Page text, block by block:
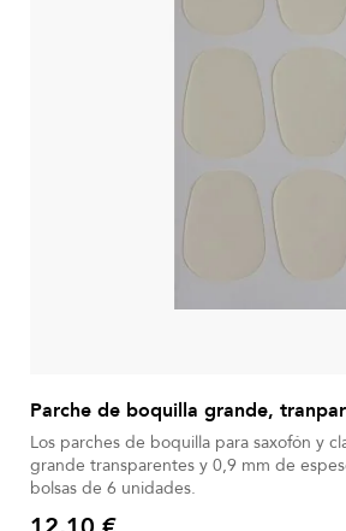
Parche de boquilla grande,
Los parches de boquilla para saxofón y
grande transparentes y 0,9 mm de
bolsas de 6 unidades.